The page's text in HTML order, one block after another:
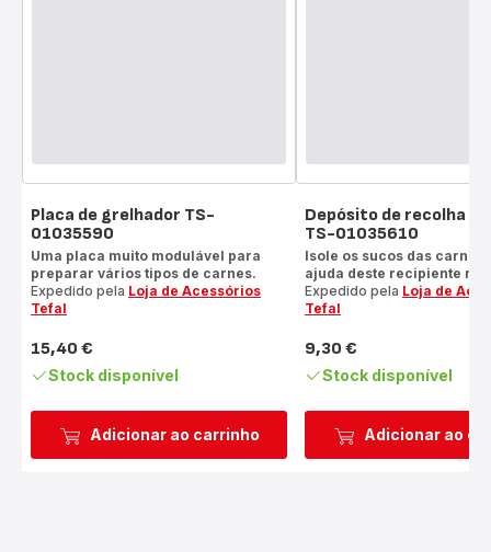
Adicionar ao carrinho
Placa de grelhador TS-
01035590
Uma placa muito modulável para
preparar vários tipos de carnes.
Expedido pela Loja de Acessórios
Tefal
Preço
15,40 €
Stock disponível
Adicionar ao
Depósito de recolha
TS-01035610
Isole os sucos das carnes
ajuda deste recipiente
Expedido pela Loja de
Tefal
Preço
9,30 €
Stock disponível